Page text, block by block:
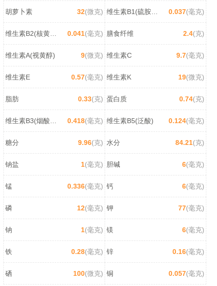
胡萝卜素 32(微克) 维生素B1(硫胺素) 0.037(毫克)
维生素B2(核黄素) 0.041(毫克) 膳食纤维 2.4(克)
维生素A(视黄醇) 9(微克) 维生素C 9.7(毫克)
维生素E 0.57(毫克) 维生素K 19(微克)
脂肪 0.33(克) 蛋白质 0.74(克)
0.418(毫克) 维生素B5(泛酸) 0.124(毫克)
糖分 9.96(克) 水分 84.21(克)
钠盐 1(毫克) 胆碱 6(毫克)
锰 0.336(毫克) 钙 6(毫克)
磷 12(毫克) 钾 77(毫克)
钠 1(毫克) 镁 6(毫克)
铁 0.28(毫克) 锌 0.16(毫克)
硒 100(微克) 铜 0.057(毫克)